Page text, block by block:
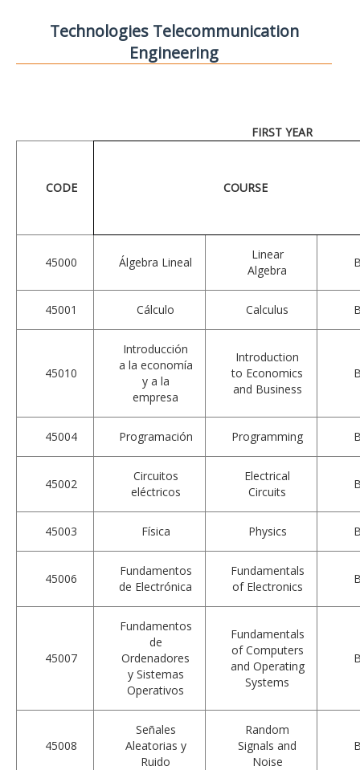
Technologies Telecommunication
Engineering
CODE COURSE
45000 Álgebra Lineal
Linear
Algebra
45001 Cálculo Calculus
45010
Introducción
a la economía
y a la
empresa
Introduction
to Economics
and Business
45004 Programación Programming
45002
Circuitos
eléctricos
Electrical
Circuits
45003 Física Physics
45006
Fundamentos
de Electrónica
Fundamentals
of Electronics
45007
Fundamentos
de
Ordenadores
y Sistemas
Operativos
Fundamentals
of Computers
and Operating
Systems
45008
Señales
Aleatorias y
Ruido
Random
Signals and
Noise
FIRST YEAR